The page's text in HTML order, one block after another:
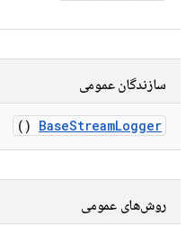
سازندگان عمومی
BaseStreamLogger
()
روش‌های عمومی